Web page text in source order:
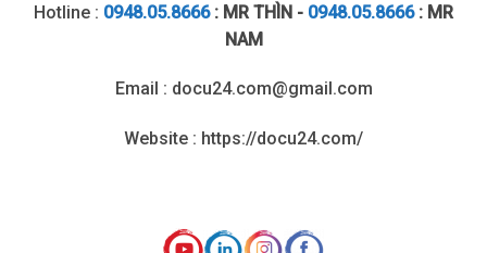
Hotline : 0948.05.8666 : MR THÌN - 0948.05.8666: MR
NAM
Email : docu24.com@gmail.com
Website : https://docu24.com/